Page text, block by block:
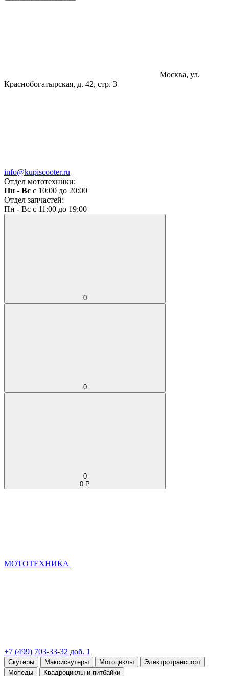
Москва, ул.
Краснобогатырская, д. 42, стр. 3
info@kupiscooter.ru
Отдел мототехники:
Пн - Вс с 10:00 до 20:00
Отдел запчастей:
Пн - Вс с 11:00 до 19:00
0
0
0
0 Р.
МОТОТЕХНИКА
+7 (499) 703-33-32 доб. 1
Скутеры Максискутеры Мотоциклы
Электротранспорт
Мопеды
Квадроциклы и питбайки